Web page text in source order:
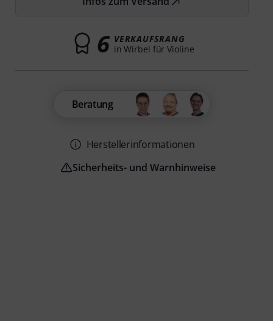
6 VERKAUFSRANG
in Wirbel für Violine
Beratung
Herstellerinformationen
Sicherheits- und Warnhinweise